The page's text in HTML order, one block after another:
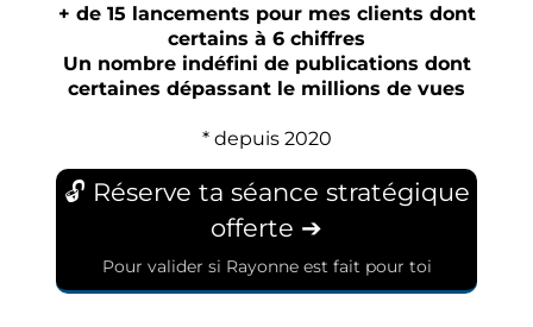
+ de 15 lancements pour mes clients dont
certains à 6 chiffres
Un nombre indéfini de publications dont
certaines dépassant le millions de vues
* depuis 2020
🔓 Réserve ta séance stratégique
offerte ➔
Pour valider si Rayonne est fait pour toi